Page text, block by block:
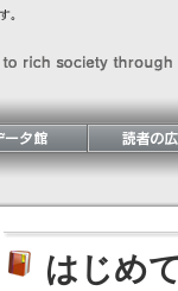
はじめ